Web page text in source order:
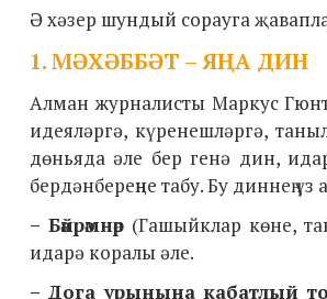
Ә хәзер шундый сорауга
1. МӘХӘББӘТ – ЯҢА ДИН
Алман журналисты Маркус
идеяләргә, күренешләргә,
дөньяда әле бер генә дин,
бердәнбереңне табу. Бу диннең
– Бәйрәмнәр (Гашыйклар көне,
идарә коралы әле.
– Дога урынына кабатлый